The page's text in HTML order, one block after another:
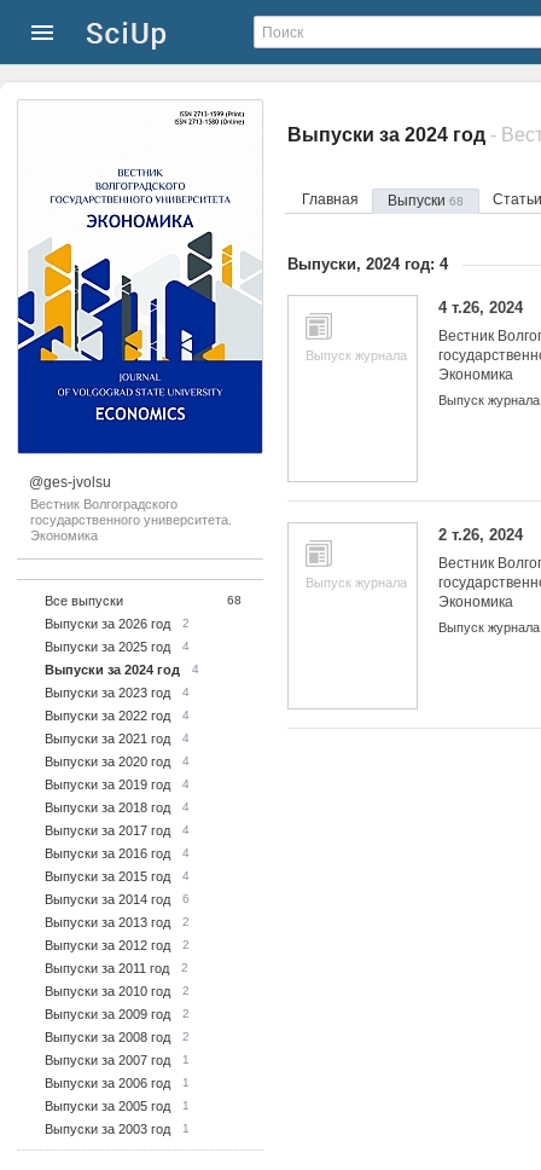
@ges-jvolsu
Вестник Волгоградского
государственного университета.
Экономика
Все выпуски 68
Выпуски за 2026 год 2
Выпуски за 2025 год 4
Выпуски за 2024 год 4
Выпуски за 2023 год 4
Выпуски за 2022 год 4
Выпуски за 2021 год 4
Выпуски за 2020 год 4
Выпуски за 2019 год 4
Выпуски за 2018 год 4
Выпуски за 2017 год 4
Выпуски за 2016 год 4
Выпуски за 2015 год 4
Выпуски за 2014 год 6
Выпуски за 2013 год 2
Выпуски за 2012 год 2
Выпуски за 2011 год 2
Выпуски за 2010 год 2
Выпуски за 2009 год 2
Выпуски за 2008 год 2
Выпуски за 2007 год 1
Выпуски за 2006 год 1
Выпуски за 2005 год 1
Выпуски за 2003 год 1
Выпуски за 2024 год
Главная Выпуски 68
Выпуски, 2024 год: 4
Выпуск журнала
4 т.26, 2024
Вестник
Экономика
Выпуск журнала
Выпуск журнала
2 т.26, 2024
Вестник
Экономика
Выпуск журнала